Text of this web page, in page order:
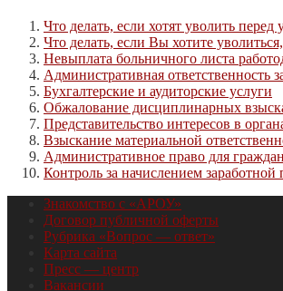
Что делать, если хотят уволить
Что делать, если Вы хотите
Невыплата больничного листа
Административная ответственность
Бухгалтерские и аудиторские услуги
Обжалование дисциплинарных
Представительство интересов в
Взыскание материальной
Административное право для граждан
Контроль за начислением
Знакомство с «АРОУ»
Договор публичной оферты
Рубрика «Вопрос — ответ»
Карта сайта
Пресс — центр
Вакансии